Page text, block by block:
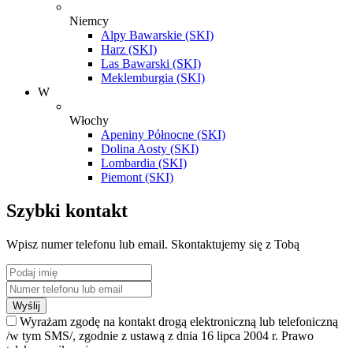
Niemcy
Alpy Bawarskie (SKI)
Harz (SKI)
Las Bawarski (SKI)
Meklemburgia (SKI)
W
Włochy
Apeniny Północne (SKI)
Dolina Aosty (SKI)
Lombardia (SKI)
Piemont (SKI)
Szybki kontakt
Wpisz numer telefonu lub email. Skontaktujemy się z Tobą
Wyślij
Wyrażam zgodę na kontakt drogą elektroniczną lub telefoniczną
/w tym SMS/, zgodnie z ustawą z dnia 16 lipca 2004 r. Prawo